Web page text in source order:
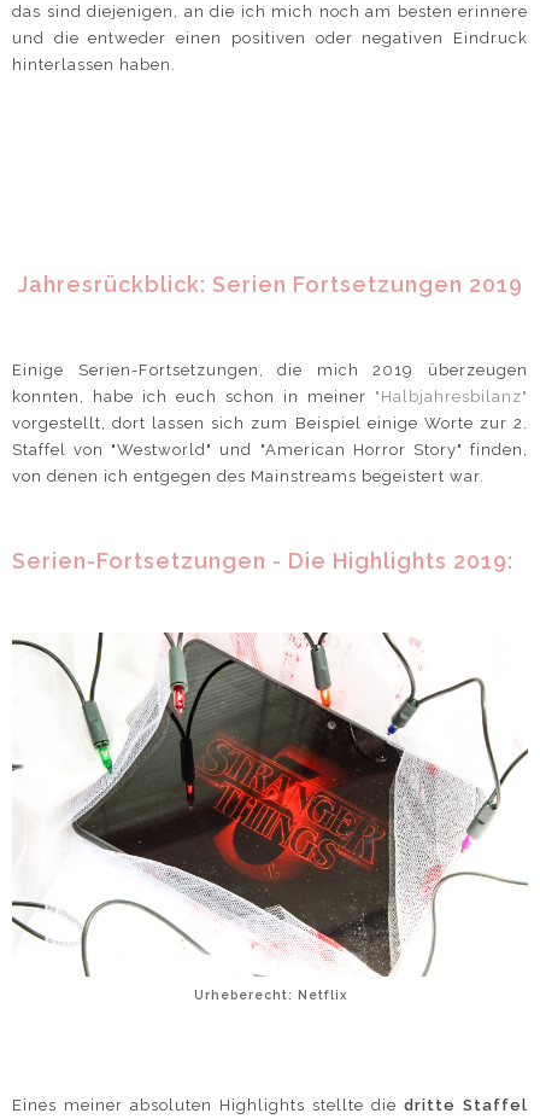
das sind diejenigen, an die ich mich noch am besten erinnere
und die entweder einen positiven oder negativen Eindruck
hinterlassen haben.
Jahresrückblick: Serien Fortsetzungen 2019
Einige Serien-Fortsetzungen, die mich 2019 überzeugen
konnten, habe ich euch schon in meiner "Halbjahresbilanz"
vorgestellt, dort lassen sich zum Beispiel einige Worte zur 2.
Staffel von "Westworld" und "American Horror Story" finden,
von denen ich entgegen des Mainstreams begeistert war.
Serien-Fortsetzungen - Die Highlights 2019:
Urheberecht: Netflix
Eines meiner absoluten Highlights stellte die dritte Staffel